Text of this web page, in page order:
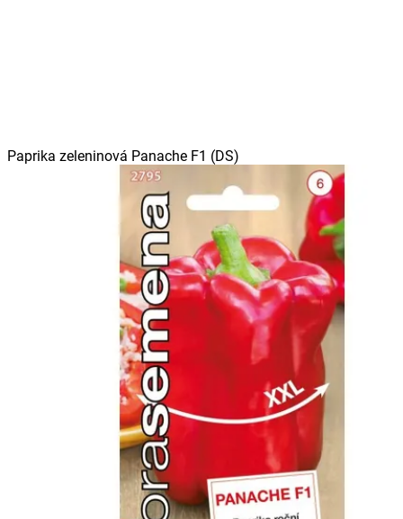
Paprika zeleninová Panache F1 (DS)